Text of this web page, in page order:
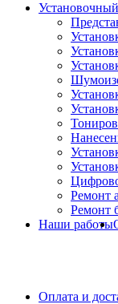
Ремонт
Ремонт
Наши работы
Оплата и